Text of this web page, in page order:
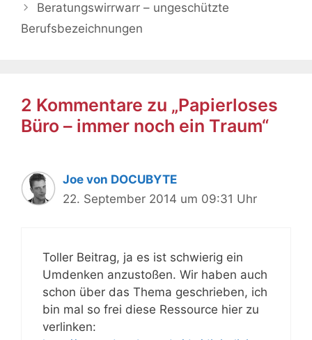
Beratungswirrwarr – ungeschützte
Berufsbezeichnungen
2 Kommentare zu „Papierloses
Büro – immer noch ein Traum“
Joe von DOCUBYTE
22. September 2014 um 09:31 Uhr
Toller Beitrag, ja es ist schwierig ein
Umdenken anzustoßen. Wir haben auch
schon über das Thema geschrieben, ich
bin mal so frei diese Ressource hier zu
verlinken: